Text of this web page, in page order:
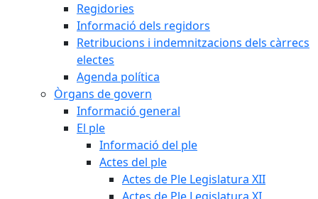
Regidories
Informació dels regidors
Retribucions i indemnitzacions dels càrrecs
electes
Agenda política
Òrgans de govern
Informació general
El ple
Informació del ple
Actes del ple
Actes de Ple Legislatura XII